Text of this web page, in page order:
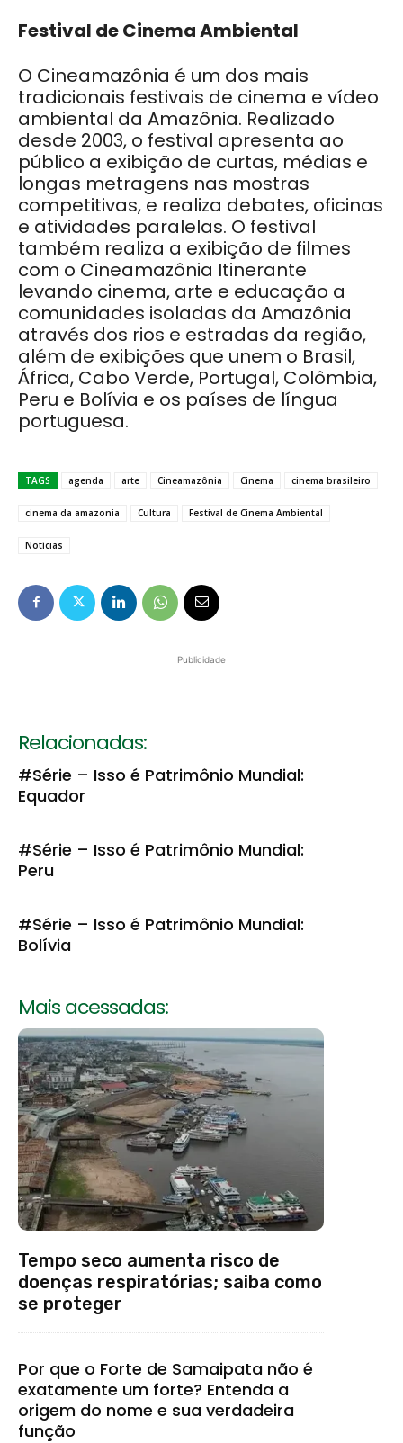
Festival de Cinema Ambiental
O Cineamazônia é um dos mais
tradicionais festivais de cinema e vídeo
ambiental da Amazônia. Realizado
desde 2003, o festival apresenta ao
público a exibição de curtas, médias e
longas metragens nas mostras
competitivas, e realiza debates, oficinas
e atividades paralelas. O festival
também realiza a exibição de filmes
com o Cineamazônia Itinerante
levando cinema, arte e educação a
comunidades isoladas da Amazônia
através dos rios e estradas da região,
além de exibições que unem o Brasil,
África, Cabo Verde, Portugal, Colômbia,
Peru e Bolívia e os países de língua
portuguesa.
TAGS agenda arte Cineamazônia Cinema cinema brasileiro
cinema da amazonia Cultura Festival de Cinema Ambiental
Notícias
Publicidade
Relacionadas:
#Série – Isso é Patrimônio Mundial:
Equador
#Série – Isso é Patrimônio Mundial:
Peru
#Série – Isso é Patrimônio Mundial:
Bolívia
Mais acessadas:
Tempo seco aumenta risco de
doenças respiratórias; saiba como
se proteger
Por que o Forte de Samaipata não é
exatamente um forte? Entenda a
origem do nome e sua verdadeira
função